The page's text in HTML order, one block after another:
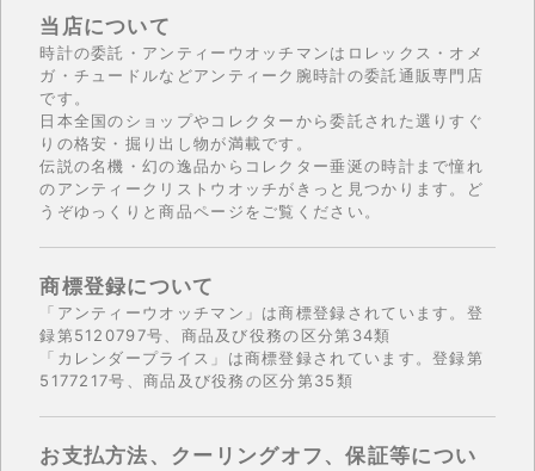
当店について
時計の委託・アンティーウオッチマンはロレックス・オメ
ガ・チュードルなどアンティーク腕時計の委託通販専門店
です。
日本全国のショップやコレクターから委託された選りすぐ
りの格安・掘り出し物が満載です。
伝説の名機・幻の逸品からコレクター垂涎の時計まで憧れ
のアンティークリストウオッチがきっと見つかります。ど
うぞゆっくりと商品ページをご覧ください。
商標登録について
「アンティーウオッチマン」は商標登録されています。登
録第5120797号、商品及び役務の区分第34類
「カレンダープライス」は商標登録されています。登録第
5177217号、商品及び役務の区分第35類
お支払方法、クーリングオフ、保証等につい